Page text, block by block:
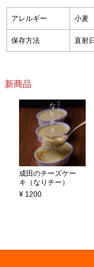
アレルギー 小麦
保存方法 直射
新商品
成田のチーズケー
キ（なりチー）
¥ 1200